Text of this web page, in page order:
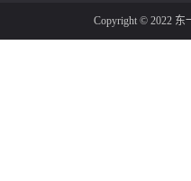
Copyright © 2022